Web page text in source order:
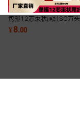
包邮12芯束状尾纤SC方头
单模光纤跳线电信级FC/ST
头终端盒尾纤
¥8.00